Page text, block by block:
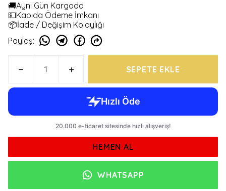
🚚Aynı Gün Kargoda
💵Kapıda Ödeme İmkanı
📦İade / Değişim Kolaylığı
Paylaş:
SEPETE EKLE
HEMEN AL
WHATSAPP